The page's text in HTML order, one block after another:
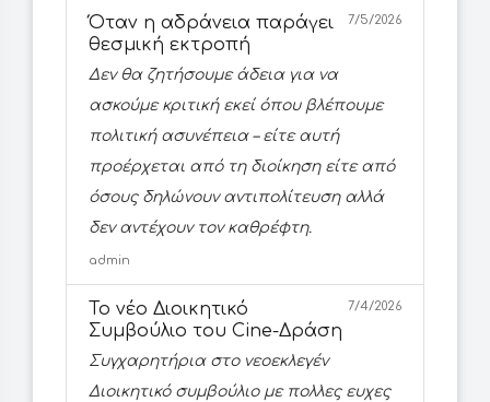
Όταν η αδράνεια παράγει
θεσμική εκτροπή
7/5/2026
Δεν θα ζητήσουμε άδεια για να
ασκούμε κριτική εκεί όπου βλέπουμε
πολιτική ασυνέπεια – είτε αυτή
προέρχεται από τη διοίκηση είτε από
όσους δηλώνουν αντιπολίτευση αλλά
δεν αντέχουν τον καθρέφτη.
admin
Το νέο Διοικητικό
Συμβούλιο του Cine-Δράση
7/4/2026
Συγχαρητήρια στο νεοεκλεγέν
Διοικητικό συμβούλιο με πολλες ευχες